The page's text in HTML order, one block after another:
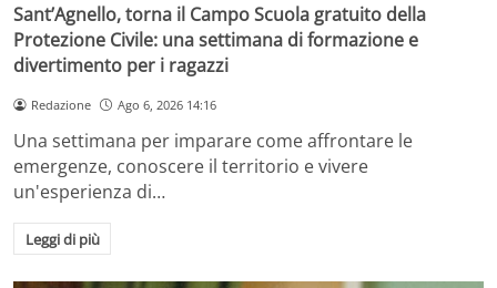
Sant’Agnello, torna il Campo Scuola gratuito della
Protezione Civile: una settimana di formazione e
divertimento per i ragazzi
Redazione Ago 6, 2026 14:16
Una settimana per imparare come affrontare le
emergenze, conoscere il territorio e vivere
un'esperienza di…
Leggi di più